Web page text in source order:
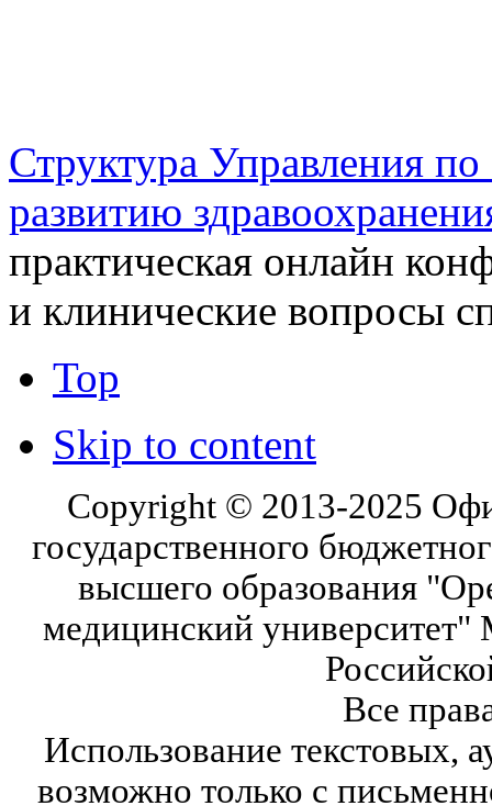
Структура Управления
развитию
практическая онлайн
и клинические вопросы
Top
Skip to content
Copyright © 2013-2025
государственного
высшего образования
медицинский университет"
Все
Использование текстовых,
возможно только с